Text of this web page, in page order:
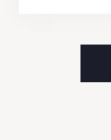
ら、お任せくださいな
プラチナ等のアクセサ
属・宝石・ダイヤモン
リーや ブランド品・